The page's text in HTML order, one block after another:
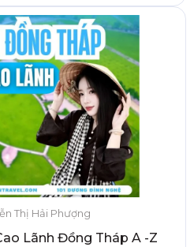
Thị Hải Phượng
Lãnh Đồng Tháp A -Z